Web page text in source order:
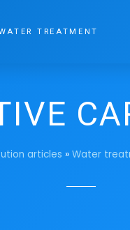
TREATMENT
articles » Water